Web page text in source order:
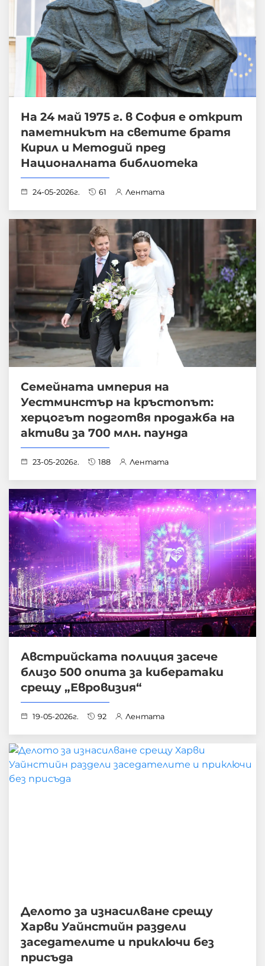
На 24 май 1975 г. в София е открит
паметникът на светите братя
Кирил и Методий пред
Националната библиотека
24-05-2026г. 61 Лентата
Семейната империя на
Уестминстър на кръстопът:
херцогът подготвя продажба на
активи за 700 млн. паунда
23-05-2026г. 188 Лентата
Австрийската полиция засече
близо 500 опита за кибератаки
срещу „Евровизия“
19-05-2026г. 92 Лентата
Делото за изнасилване срещу
Харви Уайнстийн раздели
заседателите и приключи без
присъда